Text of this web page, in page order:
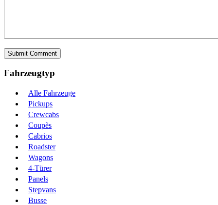
Fahrzeugtyp
Alle Fahrzeuge
Pickups
Crewcabs
Coupès
Cabrios
Roadster
Wagons
4-Türer
Panels
Stepvans
Busse